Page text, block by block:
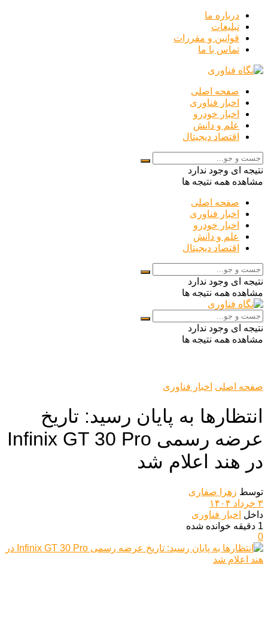
درباره ما
تبلیغات
قوانین و مقررات
تماس با ما
صفحه اصلی
اخبار فناوری
اخبار خودرو
علم و دانش
اقتصاد دیجیتال
نتیجه ای وجود ندارد
مشاهده همه نتیجه ها
صفحه اصلی
اخبار فناوری
اخبار خودرو
علم و دانش
اقتصاد دیجیتال
نتیجه ای وجود ندارد
مشاهده همه نتیجه ها
نتیجه ای وجود ندارد
مشاهده همه نتیجه ها
صفحه اصلی اخبار فناوری
انتظارها به پایان رسید: تاریخ
عرضه رسمی Infinix GT 30 Pro
در هند اعلام شد
توسط زهرا صفاری
۳ خرداد ۱۴۰۴
داخل اخبار فناوری
1 دقیقه خوانده شده
0